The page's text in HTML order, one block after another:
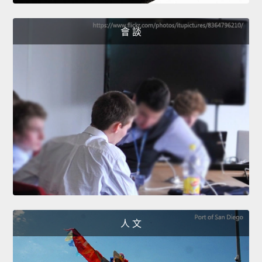
會 談
人 文